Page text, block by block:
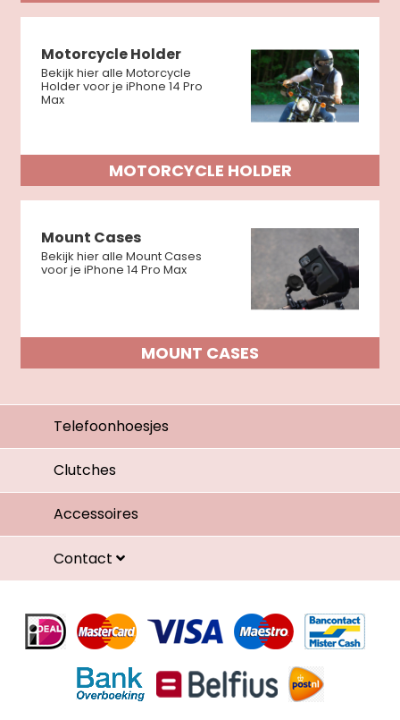
Motorcycle Holder
Bekijk hier alle Motorcycle
Holder voor je iPhone 14 Pro
Max
MOTORCYCLE HOLDER
Mount Cases
Bekijk hier alle Mount Cases
voor je iPhone 14 Pro Max
MOUNT CASES
Telefoonhoesjes
Clutches
Accessoires
Contact